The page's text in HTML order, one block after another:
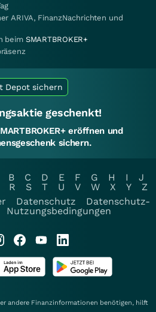
ARIVA, FinanzNachrichten und
beim SMARTBROKER+
Depot sichern
geschenkt!
eröffnen und
sichern.
B C D E F G H I
J
R S T U V W X Y
Z
Datenschutz
Datenschutz-
Nutzungsbedingungen
andere Finanzinformationen benötigen, hilft